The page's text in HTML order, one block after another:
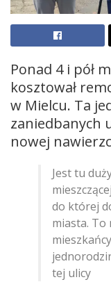
Ponad 4 i pół
kosztował
w Mielcu. Ta
zaniedbanych
nowej
Jest tu
do której
miasta. To
tej ulicy